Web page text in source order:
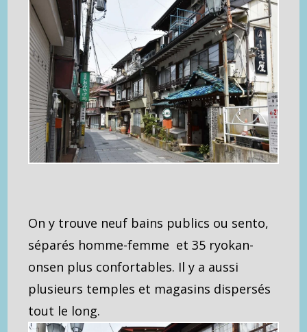
On y trouve neuf bains publics ou sento,
séparés homme-femme et 35 ryokan-
onsen plus confortables. Il y a aussi
plusieurs temples et magasins dispersés
tout le long.